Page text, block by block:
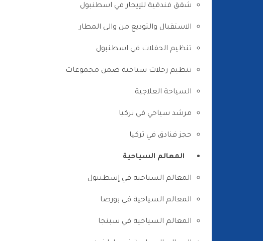
شقق فندقية للإيجار في اسطنبول
الاستقبال والتوديع من والى المطار
تنظيم الحفلات في اسطنبول
تنظيم رحلات سياحية ضمن مجموعات
السياحة العلاجية
مرشد سياحي في تركيا
حجز فنادق في تركيا
المعالم السياحية
المعالم السياحية في إسطنبول
المعالم السياحية في بورصا
المعالم السياحية في سبنجا